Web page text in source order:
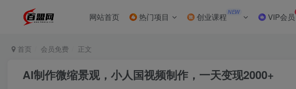
网站首页 热门项目 创业课程 NEW VIP会员
首页 会员免费 正文
AI制作微缩景观，小人国视频制作，一天变现2000+